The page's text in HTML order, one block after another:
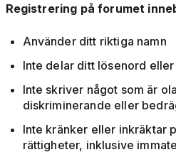
Registrering på forumet
Använder ditt riktiga namn
Inte delar ditt lösenord
Inte skriver något som är
diskriminerande eller
Inte kränker eller inkräktar
rättigheter, inklusive